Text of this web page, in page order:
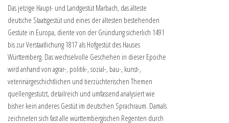
Das jetzige Haupt- und Landgestüt Marbach, das älteste
deutsche Staatsgestüt und eines der ältesten bestehenden
Gestüte in Europa, diente von der Gründung sicherlich 1491
bis zur Verstaatlichung 1817 als Hofgestüt des Hauses
Württemberg. Das wechselvolle Geschehen in dieser Epoche
wird anhand von agrar-, politik-, sozial-, bau-, kunst-,
veterinärgeschichtlichen und tierzüchterischen Themen
quellengestützt, detailreich und umfassend analysiert wie
bisher kein anderes Gestüt im deutschen Sprachraum. Damals
zeichneten sich fast alle württembergischen Regenten durch